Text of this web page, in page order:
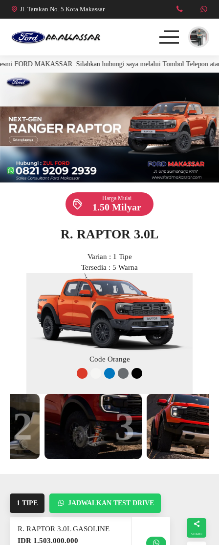
Jl. Tarakan No. 5 Kota Makassar
FORD RANGER
FORD EVEREST
R. RAPTOR 3.0L
MUSTANG
MAKASSAR. Silahkan hubungi saya melalui Tombol Telepon atau
Harga Mulai
1.50 Milyar
R. RAPTOR 3.0L
Varian : 1 Tipe
Tersedia : 5 Warna
Code Orange
3 4
1 TIPE JADWALKAN TEST DRIVE
R. RAPTOR 3.0L GASOLINE
IDR 1.503.000.000